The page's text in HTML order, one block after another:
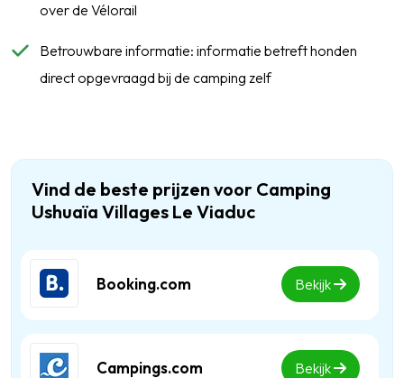
over de Vélorail
Betrouwbare informatie: informatie betreft honden
direct opgevraagd bij de camping zelf
Vind de beste prijzen voor Camping
Ushuaïa Villages Le Viaduc
Booking.com Bekijk
Campings.com Bekijk